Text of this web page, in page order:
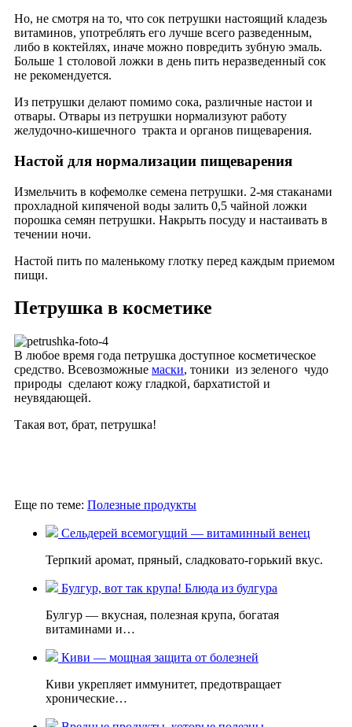
Но, не смотря на то, что сок петрушки настоящий кладезь
витаминов, употреблять его лучше всего разведенным,
либо в коктейлях, иначе можно повредить зубную эмаль.
Больше 1 столовой ложки в день пить неразведенный сок
не рекомендуется.
Из петрушки делают помимо сока, различные настои и
отвары. Отвары из петрушки нормализуют работу
желудочно-кишечного тракта и органов пищеварения.
Настой для нормализации пищеварения
Измельчить в кофемолке семена петрушки. 2-мя стаканами
прохладной кипяченой воды залить 0,5 чайной ложки
порошка семян петрушки. Накрыть посуду и настаивать в
течении ночи.
Настой пить по маленькому глотку перед каждым приемом
пищи.
Петрушка в косметике
В любое время года петрушка доступное косметическое
средство. Всевозможные маски, тоники из зеленого чудо
природы сделают кожу гладкой, бархатистой и
неувядающей.
Такая вот, брат, петрушка!
Еще по теме: Полезные продукты
Сельдерей всемогущий — витаминный венец
Терпкий аромат, пряный, сладковато-горький вкус.
Булгур, вот так крупа! Блюда из булгура
Булгур — вкусная, полезная крупа, богатая
витаминами и…
Киви — мощная защита от болезней
Киви укрепляет иммунитет, предотвращает
хронические…